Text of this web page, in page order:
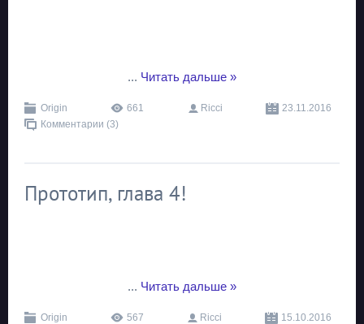
... Читать дальше »
Origin 661 Ricci
23.11.2016
Комментарии (3)
Прототип, глава 4!
... Читать дальше »
Origin 567 Ricci
15.10.2016